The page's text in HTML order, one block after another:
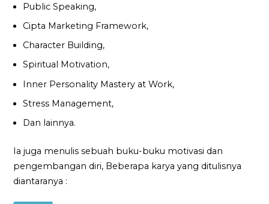
Public Speaking,
Cipta Marketing Framework,
Character Building,
Spiritual Motivation,
Inner Personality Mastery at Work,
Stress Management,
Dan lainnya.
Ia juga menulis sebuah buku-buku motivasi dan
pengembangan diri, Beberapa karya yang ditulisnya
diantaranya :